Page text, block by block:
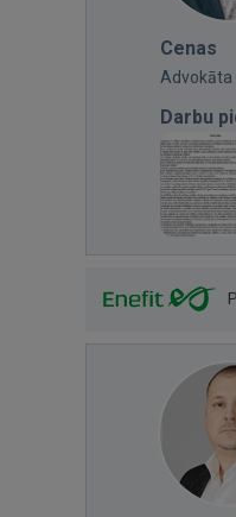
Cenas
Advokāta
Darbu